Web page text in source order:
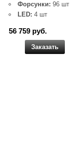
Форсунки: 96 шт
LED: 4 шт
56 759 руб.
Заказать